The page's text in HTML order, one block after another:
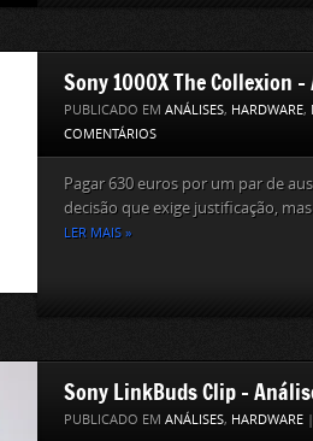
Sony 1000X The Collexion
PUBLICADO EM ANÁLISES, HARDWARE,
COMENTÁRIOS
Pagar 630 euros por um par de
decisão que exige justificação,
LER MAIS »
Sony LinkBuds Clip –
PUBLICADO EM ANÁLISES, HARDWARE |